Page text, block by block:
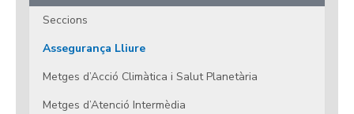
Seccions
Assegurança Lliure
Metges d’Acció Climàtica i Salut Planetària
Metges d’Atenció Intermèdia